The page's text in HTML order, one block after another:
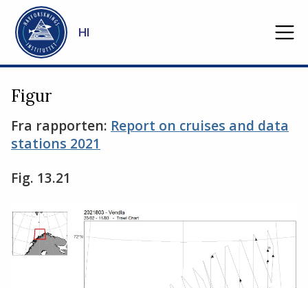
Gå til hovedinnhold
HI
Figur
Fra rapporten: Report on cruises and data
stations 2021
Fig. 13.21